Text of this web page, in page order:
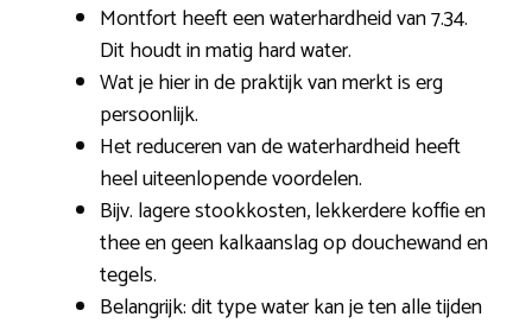
Montfort heeft een waterhardheid van 7.34.
Dit houdt in matig hard water.
Wat je hier in de praktijk van merkt is erg
persoonlijk.
Het reduceren van de waterhardheid heeft
heel uiteenlopende voordelen.
Bijv. lagere stookkosten, lekkerdere koffie en
thee en geen kalkaanslag op douchewand en
tegels.
Belangrijk: dit type water kan je ten alle tijden